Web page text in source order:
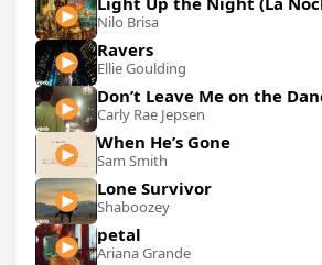
Nilo Brisa
Ravers
Ellie Goulding
Don’t Leave Me on the
Carly Rae Jepsen
When He’s Gone
Sam Smith
Lone Survivor
Shaboozey
petal
Ariana Grande